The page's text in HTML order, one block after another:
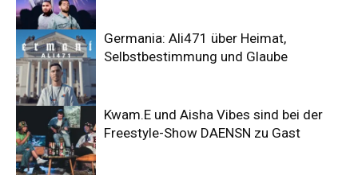
Germania: Ali471 über Heimat,
Selbstbestimmung und Glaube
Kwam.E und Aisha Vibes sind bei der
Freestyle-Show DAENSN zu Gast